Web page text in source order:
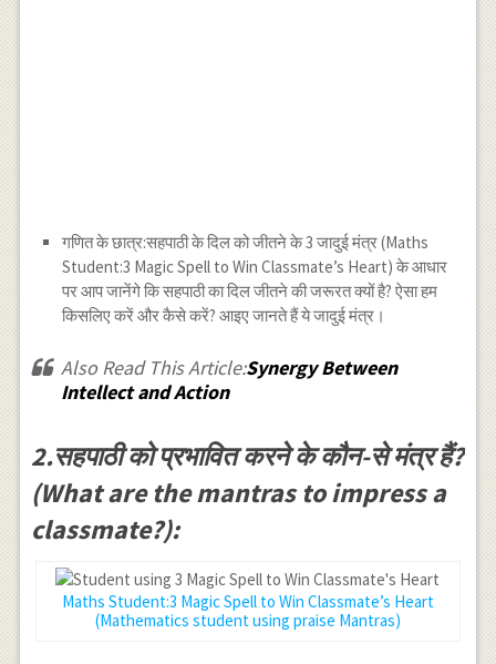
गणित के छात्र:सहपाठी के दिल को जीतने के 3 जादुई मंत्र (Maths
Student:3 Magic Spell to Win Classmate’s Heart) के आधार
पर आप जानेंगे कि सहपाठी का दिल जीतने की जरूरत क्यों है? ऐसा हम
किसलिए करें और कैसे करें? आइए जानते हैं ये जादुई मंत्र।
Also Read This Article:Synergy Between
Intellect and Action
2.सहपाठी को प्रभावित करने के कौन-से मंत्र हैं?
(What are the mantras to impress a
classmate?):
Maths Student:3 Magic Spell to Win Classmate’s Heart
(Mathematics student using praise Mantras)